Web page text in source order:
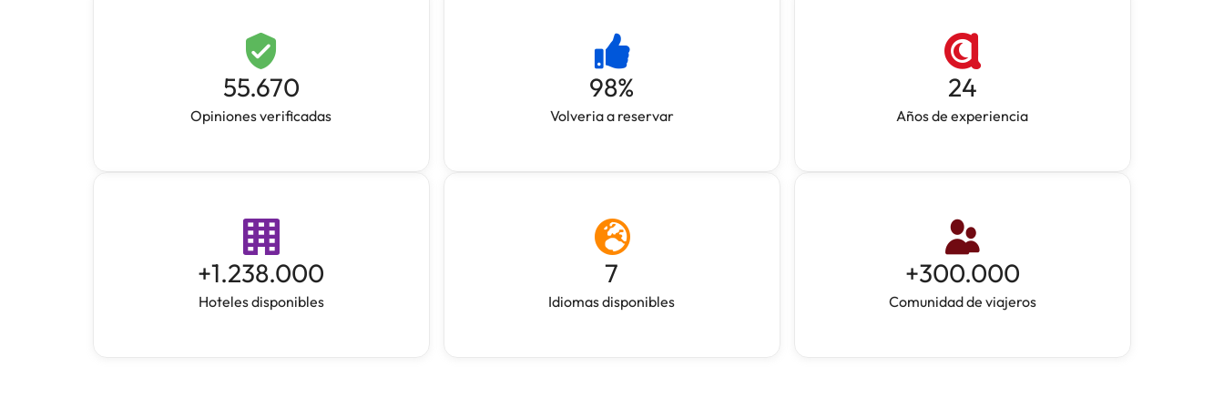
55.670
Opiniones verificadas
98%
Volveria a reservar
24
Años de experiencia
+1.238.000
Hoteles disponibles
7
Idiomas disponibles
+300.000
Comunidad de viajeros